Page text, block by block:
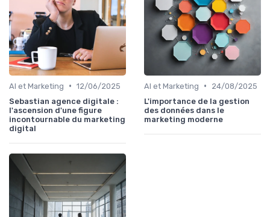
AI et Marketing • 12/06/2025
Sebastian agence digitale :
l'ascension d'une figure
incontournable du marketing
digital
AI et Marketing •
24/08/2025
L'importance de la gestion
des données dans le
marketing moderne